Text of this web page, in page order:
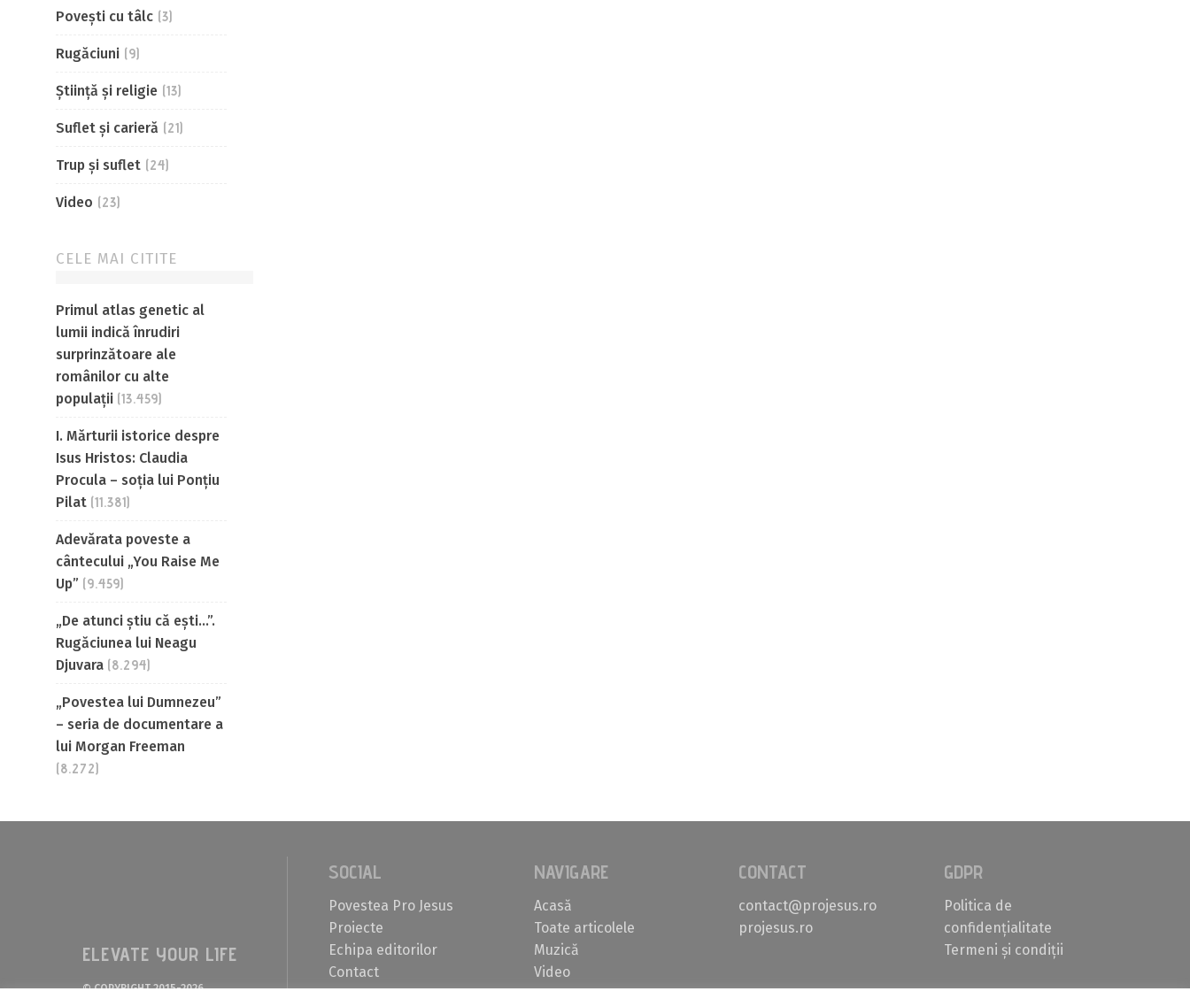
Povești cu tâlc (3)
Rugăciuni (9)
Știință și religie (13)
Suflet și carieră (21)
Trup și suflet (24)
Video (23)
CELE MAI CITITE
Primul atlas genetic al
lumii indică înrudiri
surprinzătoare ale
românilor cu alte
populații (13.459)
I. Mărturii istorice despre
Isus Hristos: Claudia
Procula – soția lui Ponțiu
Pilat (11.381)
Adevărata poveste a
cântecului „You Raise Me
Up” (9.459)
„De atunci știu că ești…”.
Rugăciunea lui Neagu
Djuvara (8.294)
„Povestea lui Dumnezeu”
– seria de documentare a
lui Morgan Freeman
(8.272)
ELEVATE YOUR LIFE
© COPYRIGHT 2015-2026
SOCIAL
Povestea Pro Jesus
Proiecte
Echipa editorilor
Contact
NAVIGARE
Acasă
Toate articolele
Muzică
Video
CONTACT
contact@projesus.ro
projesus.ro
GDPR
Politica de
confidențialitate
Termeni și condiții